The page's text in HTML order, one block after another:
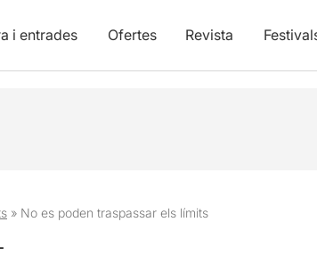
i entrades Ofertes Revista
» No es poden traspassar els límits